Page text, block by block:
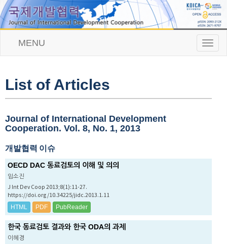
T
o
n
MENU
List of Articles
Journal of International Development
Cooperation. Vol. 8, No. 1, 2013
개발협력 이슈
OECD DAC 동료검토의 이해 및 의의
임소진
J Int Dev Coop 2013;8(1):11-27.
https://doi.org/10.34225/jidc.2013.1.11
HTML PDF PubReader
한국 동료검토 결과와 한국 ODA의 과제
이혜경